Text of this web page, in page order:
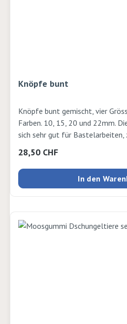
Knöpfe bunt
Knöpfe bunt gemischt, vier
Farben. 10, 15, 20 und 22mm.
sich sehr gut für Bastelarbeiten,
nach dem Auspacken ist bei den
verschwindet meist nach
Luft. Die Qualität der Knöpfe
Regulärer Preis:
28,50 CHF
In den